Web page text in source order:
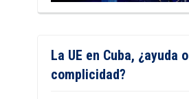
La UE en Cuba, ¿ayuda o
complicidad?